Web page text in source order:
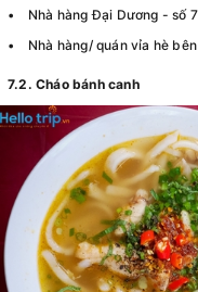
• Nhà hàng Đại Dương - số
• Nhà hàng/ quán vỉa hè bên
7.2. Cháo bánh canh